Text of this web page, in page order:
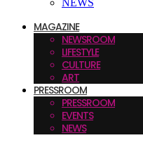
NEWS
MAGAZINE
NEWSROOM
LIFESTYLE
CULTURE
ART
PRESSROOM
PRESSROOM
EVENTS
NEWS